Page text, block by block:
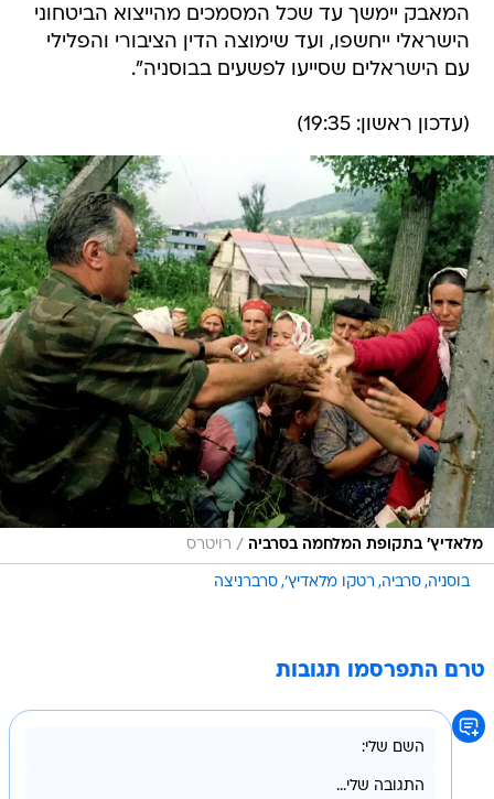
המאבק יימשך עד שכל המסמכים מהייצוא הביטחוני
הישראלי ייחשפו, ועד שימוצה הדין הציבורי והפלילי
עם הישראלים שסייעו לפשעים בבוסניה".
(עדכון ראשון: 19:35)
מלאדיץ' בתקופת המלחמה בסרביה / רויטרס
בוסניה סרביה רטקו מלאדיץ' סרברניצה
טרם התפרסמו תגובות